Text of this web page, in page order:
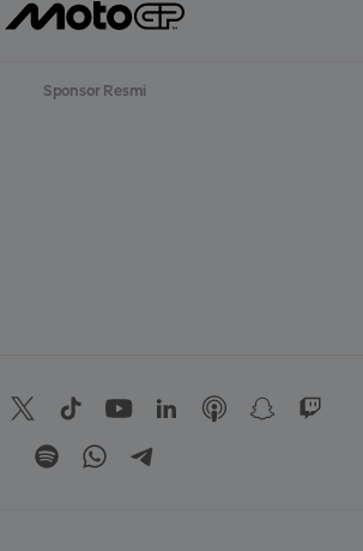
Sponsor Resmi